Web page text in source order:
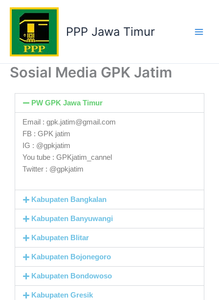
Skip
content
PPP Jawa Timur
Sosial Media GPK Jatim
PW GPK Jawa Timur
Email : gpk.jatim@gmail.com
FB : GPK jatim
IG : @gpkjatim
You tube : GPKjatim_cannel
Twitter : @gpkjatim
Kabupaten Bangkalan
Kabupaten Banyuwangi
Kabupaten Blitar
Kabupaten Bojonegoro
Kabupaten Bondowoso
Kabupaten Gresik